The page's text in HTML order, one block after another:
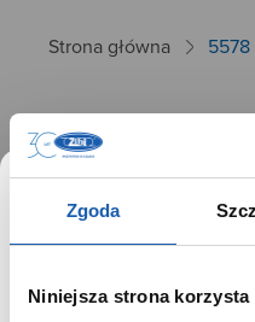
Zgoda
Niniejsza strona
Strona główna 5578
5578
26.09.2024